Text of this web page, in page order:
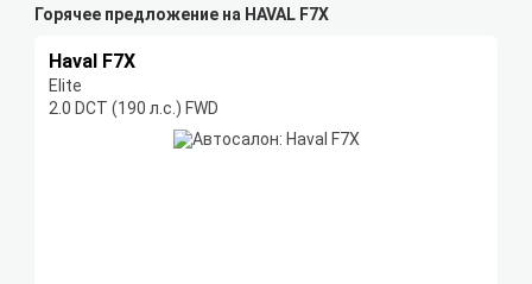
Горячее предложение на HAVAL F7X
Haval F7X
Elite
2.0 DCT (190 л.с.) FWD